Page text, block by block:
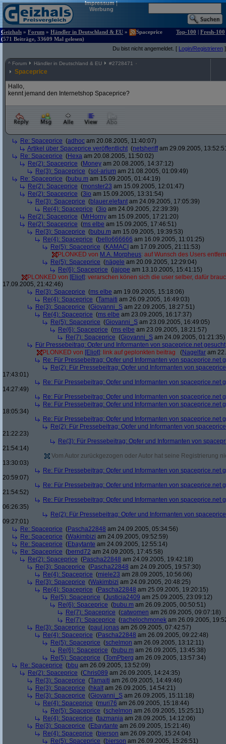
Impressum|
Werbung
Geizhals » Forum » Händler in Deutschland & EU »
Spaceprice
(571 Beiträge, 33609 Mal gelesen)
Top-100 | Fresh-100
Du bist nicht angemeldet. [ Login/Registrieren ]
^ Forum Händler in Deutschland & EU #2728471
Spaceprice
Hallo,
kennt jemand den Internetshop Spaceprice?
Re: Spaceprice (adhoc am 20.08.2005, 11:40:07)
Artikel über Spaceprice veröffentlicht (netsheriffam 29.09.2005,
Re: Spaceprice (Hexa am 20.08.2005, 11:50:02)
Re(2): Spaceprice (Money am 20.08.2005, 14:37:12)
Re(3): Spaceprice (sol-arium am 21.08.2005, 01:09:49)
Re: Spaceprice (bubu.m am 15.09.2005, 01:44:19)
Re(2): Spaceprice (monster23 am 15.09.2005, 12:01:47)
Re(2): Spaceprice (3io am 15.09.2005, 13:31:54)
Re(3): Spaceprice (blauer.elefant am 24.09.2005, 17:05:39)
Re(4): Spaceprice (3io am 24.09.2005, 22:39:39)
Re(2): Spaceprice (MrHorny am 15.09.2005, 17:21:20)
Re(2): Spaceprice (ms elbe am 15.09.2005, 17:46:51)
Re(3): Spaceprice (bubu.m am 15.09.2005, 19:39:53)
Re(4): Spaceprice (bello666666 am 16.09.2005, 11:01:25)
Re(5): Spaceprice (KAMACI am 17.09.2005, 21:11:53)
PLONKED von M.A. Morpheus: auf Wunsch des Users
Re(5): Spaceprice (nägele am 20.09.2005, 12:29:04)
Re(6): Spaceprice (jajope am 13.10.2005, 15:41:15)
PLONKED von [Eliot]: verarschen könen sich die user selber, dafür
17.09.2005, 21:42:46)
Re(3): Spaceprice (ms elbe am 19.09.2005, 15:18:06)
Re(4): Spaceprice (Tamaiti am 26.09.2005, 16:49:03)
Re(3): Spaceprice (Giovanni_S am 22.09.2005, 18:27:51)
Re(4): Spaceprice (ms elbe am 23.09.2005, 16:17:37)
Re(5): Spaceprice (Giovanni_S am 23.09.2005, 16:49:05)
Re(6): Spaceprice (ms elbe am 23.09.2005, 18:21:57)
Re(7): Spaceprice (Giovanni_S am 24.09.2005, 01:21:35)
Für Pressebeitrag: Opfer und Informanten von spaceprice.net gesucht
PLONKED von [Eliot]: link auf geplonkten beitrag (Nagelfar am
Re: Für Pressebeitrag: Opfer und Informanten von spaceprice.net
Re(2): Für Pressebeitrag: Opfer und Informanten von
17:43:01)
Re: Für Pressebeitrag: Opfer und Informanten von spaceprice.net
14:27:49)
Re: Für Pressebeitrag: Opfer und Informanten von spaceprice.net
Re: Für Pressebeitrag: Opfer und Informanten von spaceprice.net
18:05:34)
Re: Für Pressebeitrag: Opfer und Informanten von spaceprice.net
Re(2): Für Pressebeitrag: Opfer und Informanten von
21:22:23)
Re(3): Für Pressebeitrag: Opfer und Informanten von
21:54:14)
Vom Autor zurückgezogen oder Autor hat seine Registrierung
13:30:03)
Re: Für Pressebeitrag: Opfer und Informanten von spaceprice.net
20:59:07)
Re: Für Pressebeitrag: Opfer und Informanten von spaceprice.net
21:54:52)
Re: Für Pressebeitrag: Opfer und Informanten von spaceprice.net
06:26:35)
Re(2): Für Pressebeitrag: Opfer und Informanten von
09:27:01)
Re: Spaceprice (Pascha22848 am 24.09.2005, 05:34:56)
Re: Spaceprice (Wakimbizi am 24.09.2005, 09:52:59)
Re: Spaceprice (Ebaytante am 24.09.2005, 12:55:14)
Re: Spaceprice (bernd72 am 24.09.2005, 17:45:58)
Re(2): Spaceprice (Pascha22848 am 24.09.2005, 19:42:18)
Re(3): Spaceprice (Pascha22848 am 24.09.2005, 19:57:30)
Re(4): Spaceprice (miele23 am 28.09.2005, 10:56:06)
Re(3): Spaceprice (Wakimbizi am 24.09.2005, 20:48:25)
Re(4): Spaceprice (Pascha22848 am 25.09.2005, 19:20:15)
Re(5): Spaceprice (Justicia2409 am 25.09.2005, 23:09:12)
Re(6): Spaceprice (bubu.m am 26.09.2005, 00:50:51)
Re(7): Spaceprice (catwomen am 26.09.2005, 09:07:18)
Re(7): Spaceprice (rachelochmonek am 26.09.2005,
Re(3): Spaceprice (paul.jonas am 26.09.2005, 07:42:57)
Re(4): Spaceprice (Pascha22848 am 26.09.2005, 09:22:48)
Re(5): Spaceprice (schelmon am 26.09.2005, 13:12:11)
Re(6): Spaceprice (bubu.m am 26.09.2005, 13:45:38)
Re(5): Spaceprice (TomPberg am 26.09.2005, 13:57:34)
Re: Spaceprice (bbu am 26.09.2005, 13:52:09)
Re(2): Spaceprice (Chris089 am 26.09.2005, 14:24:35)
Re(3): Spaceprice (Tamaiti am 26.09.2005, 14:49:46)
Re(3): Spaceprice (hkalt am 26.09.2005, 14:54:21)
Re(3): Spaceprice (Giovanni_S am 26.09.2005, 15:11:18)
Re(4): Spaceprice (muri76 am 26.09.2005, 15:18:44)
Re(5): Spaceprice (schelmon am 26.09.2005, 15:25:11)
Re(4): Spaceprice (tazmania am 28.09.2005, 14:12:06)
Re(3): Spaceprice (Ebaytante am 26.09.2005, 15:21:46)
Re(4): Spaceprice (bierson am 26.09.2005, 15:24:04)
Re(5): Spaceprice (bierson am 26.09.2005, 15:26:51)